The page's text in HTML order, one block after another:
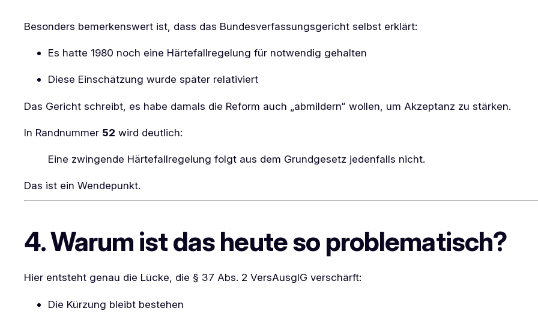
Besonders bemerkenswert ist, dass das Bundesverfassungsgericht selbst erklärt:
Es hatte 1980 noch eine Härtefallregelung für notwendig gehalten
Diese Einschätzung wurde später relativiert
Das Gericht schreibt, es habe damals die Reform auch „abmildern“ wollen, um Akzeptanz zu stärken.
In Randnummer 52 wird deutlich:
Eine zwingende Härtefallregelung folgt aus dem Grundgesetz jedenfalls nicht.
Das ist ein Wendepunkt.
4. Warum ist das heute so problematisch?
Hier entsteht genau die Lücke, die § 37 Abs. 2 VersAusglG verschärft:
Die Kürzung bleibt bestehen